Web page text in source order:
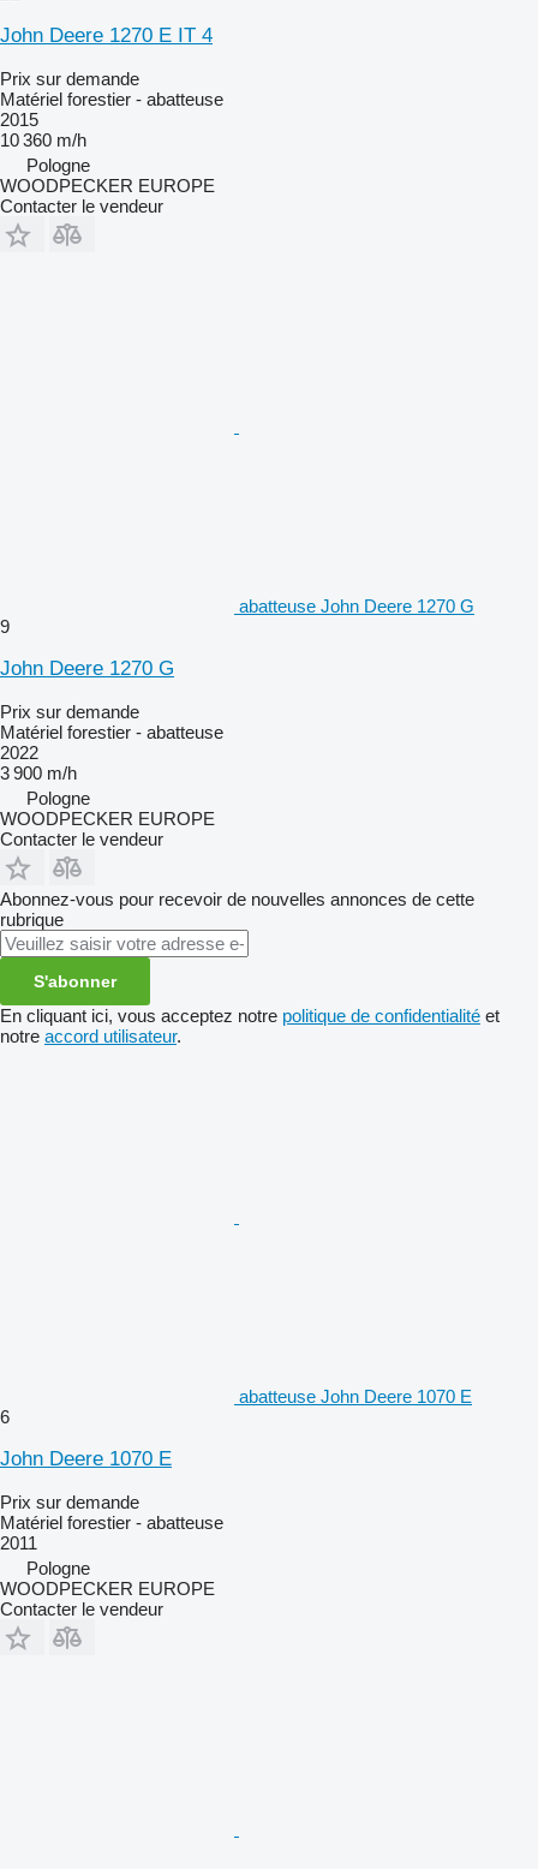
John Deere 1270 E IT 4
Prix sur demande
Matériel forestier - abatteuse
2015
10 360 m/h
Pologne
WOODPECKER EUROPE
Contacter le vendeur
abatteuse John Deere 1270 G
9
John Deere 1270 G
Prix sur demande
Matériel forestier - abatteuse
2022
3 900 m/h
Pologne
WOODPECKER EUROPE
Contacter le vendeur
Abonnez-vous pour recevoir de nouvelles annonces de cette
rubrique
S'abonner
En cliquant ici, vous acceptez notre politique de confidentialité et
notre accord utilisateur.
abatteuse John Deere 1070 E
6
John Deere 1070 E
Prix sur demande
Matériel forestier - abatteuse
2011
Pologne
WOODPECKER EUROPE
Contacter le vendeur